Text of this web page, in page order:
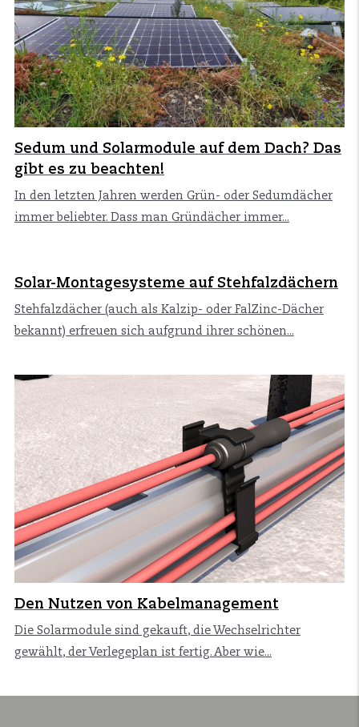
Sedum und Solarmodule auf dem Dach? Das
gibt es zu beachten!
In den letzten Jahren werden Grün- oder Sedumdächer
immer beliebter. Dass man Gründächer immer...
Solar-Montagesysteme auf Stehfalzdächern
Stehfalzdächer (auch als Kalzip- oder FalZinc-Dächer
bekannt) erfreuen sich aufgrund ihrer schönen...
Den Nutzen von Kabelmanagement
Die Solarmodule sind gekauft, die Wechselrichter
gewählt, der Verlegeplan ist fertig. Aber wie...